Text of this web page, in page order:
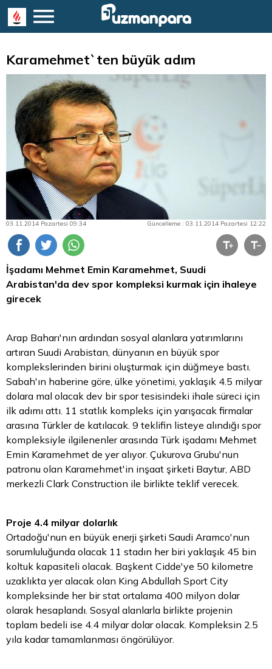
Karamehmet`ten büyük adım
03.11.2014 Pazartesi 09:34 Güncelleme : 03.11.2014 Pazartesi 12:22
İşadamı Mehmet Emin Karamehmet, Suudi
Arabistan'da dev spor kompleksi kurmak için ihaleye
girecek
Arap Baharı'nın ardından sosyal alanlara yatırımlarını
artıran Suudi Arabistan, dünyanın en büyük spor
komplekslerinden birini oluşturmak için düğmeye bastı.
Sabah'ın haberine göre, ülke yönetimi, yaklaşık 4.5 milyar
dolara mal olacak dev bir spor tesisindeki ihale süreci için
ilk adımı attı. 11 statlık kompleks için yarışacak firmalar
arasına Türkler de katılacak. 9 teklifin listeye alındığı spor
kompleksiyle ilgilenenler arasında Türk işadamı Mehmet
Emin Karamehmet de yer alıyor. Çukurova Grubu'nun
patronu olan Karamehmet'in inşaat şirketi Baytur, ABD
merkezli Clark Construction ile birlikte teklif verecek.
Proje 4.4 milyar dolarlık
Ortadoğu'nun en büyük enerji şirketi Saudi Aramco'nun
sorumluluğunda olacak 11 stadın her biri yaklaşık 45 bin
koltuk kapasiteli olacak. Başkent Cidde'ye 50 kilometre
uzaklıkta yer alacak olan King Abdullah Sport City
kompleksinde her bir stat ortalama 400 milyon dolar
olarak hesaplandı. Sosyal alanlarla birlikte projenin
toplam bedeli ise 4.4 milyar dolar olacak. Kompleksin 2.5
yıla kadar tamamlanması öngörülüyor.